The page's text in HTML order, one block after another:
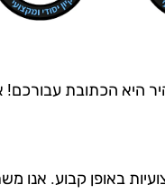
היא הכתובת עבורכם!
באופן קבוע. אנו